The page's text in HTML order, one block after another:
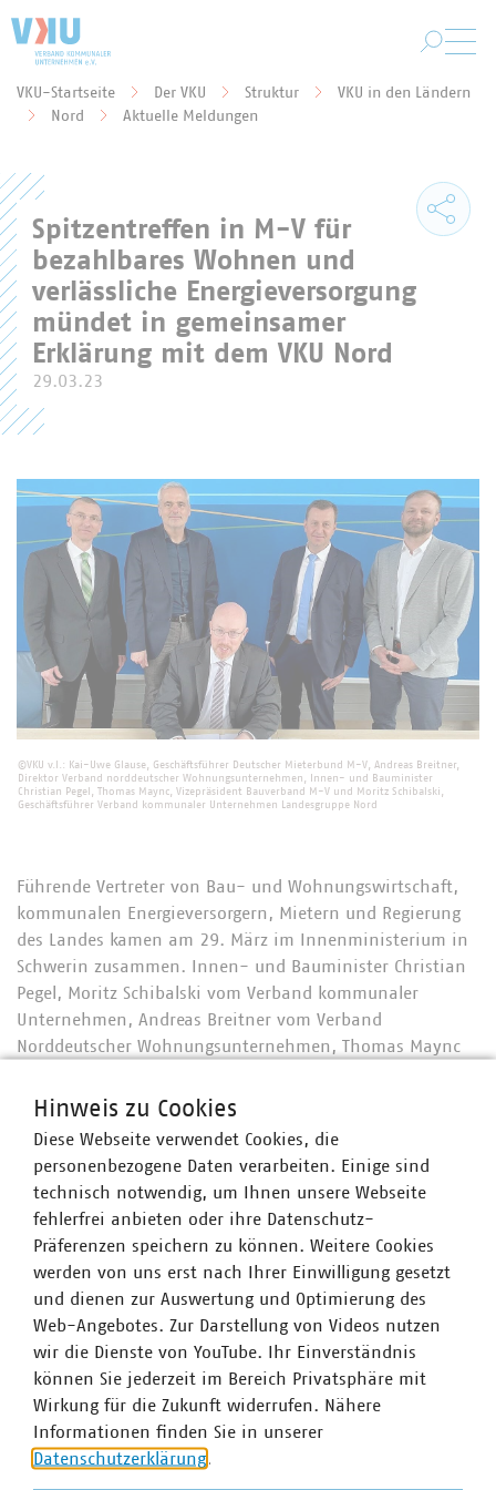
Sie befinden sich hier:
VKU-Startseite Der VKU Struktur
VKU in den Ländern
Nord
Aktuelle Meldungen
Spitzentreffen in M-V für
bezahlbares Wohnen und
verlässliche Energieversorgung
mündet in gemeinsamer
Erklärung mit dem VKU Nord
29.03.23
©VKU v.l.: Kai-Uwe Glause, Geschäftsführer Deutscher Mieterbund M-V, Andreas Breitner,
Direktor Verband norddeutscher Wohnungsunternehmen, Innen- und Bauminister
Christian Pegel, Thomas Maync, Vizepräsident Bauverband M-V und Moritz Schibalski,
Geschäftsführer Verband kommunaler Unternehmen Landesgruppe Nord
Führende Vertreter von Bau- und Wohnungswirtschaft,
kommunalen Energieversorgern, Mietern und Regierung
des Landes kamen am 29. März im Innenministerium in
Schwerin zusammen. Innen- und Bauminister Christian
Pegel, Moritz Schibalski vom Verband kommunaler
Unternehmen, Andreas Breitner vom Verband
Norddeutscher Wohnungsunternehmen, Thomas Maync
unterzeichneten eine Erklärung, mit der sie sich
verpflichten, sich für bezahlbares Wohnen und eine
verlässliche Energieversorgung im Land Mecklenburg-
Vorpommern einzusetzen.
Die gemeinsame Erklärung finden Sie hier.
Hinweis zu Cookies
Diese Webseite verwendet Cookies, die
personenbezogene Daten verarbeiten. Einige sind
technisch notwendig, um Ihnen unsere Webseite
fehlerfrei anbieten oder ihre Datenschutz-
Präferenzen speichern zu können. Weitere Cookies
werden von uns erst nach Ihrer Einwilligung gesetzt
und dienen zur Auswertung und Optimierung des
Web-Angebotes. Zur Darstellung von Videos nutzen
wir die Dienste von YouTube. Ihr Einverständnis
können Sie jederzeit im Bereich Privatsphäre mit
Wirkung für die Zukunft widerrufen. Nähere
Informationen finden Sie in unserer
Datenschutzerklärung.